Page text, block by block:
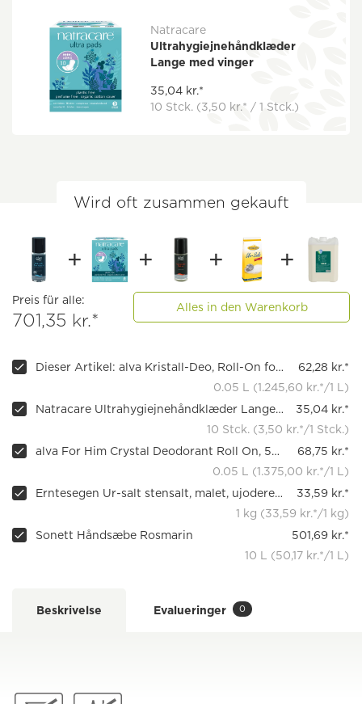
Natracare
Ultrahygiejnehåndklæder
Lange med vinger
35,04 kr.*
10 Stck. (3,50 kr.* / 1 Stck.)
Wird oft zusammen gekauft
Preis für alle:
701,35 kr.*
Alles in den Warenkorb
Dieser Artikel: alva Kristall-Deo, Roll-On for Him Pure Nature
62,28 kr.*
0.05 L (1.245,60 kr.*/1 L)
Natracare Ultrahygiejnehåndklæder Lange med vinger
35,04 kr.*
10 Stck. (3,50 kr.*/1 Stck.)
alva For Him Crystal Deodorant Roll On, 50 ml
68,75 kr.*
0.05 L (1.375,00 kr.*/1 L)
Erntesegen Ur-salt stensalt, malet, ujoderet, 1 kg
33,59 kr.*
1 kg (33,59 kr.*/1 kg)
Sonett Håndsæbe Rosmarin
501,69 kr.*
10 L (50,17 kr.*/1 L)
Beskrivelse Evalueringer 0